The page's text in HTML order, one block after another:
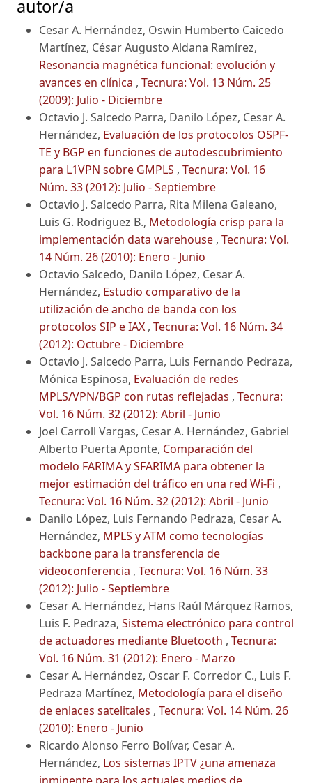
autor/a
Cesar A. Hernández, Oswin Humberto Caicedo
Martínez, César Augusto Aldana Ramírez,
Resonancia magnética funcional: evolución y
avances en clínica , Tecnura: Vol. 13 Núm. 25
(2009): Julio - Diciembre
Octavio J. Salcedo Parra, Danilo López, Cesar A.
Hernández, Evaluación de los protocolos OSPF-
TE y BGP en funciones de autodescubrimiento
para L1VPN sobre GMPLS , Tecnura: Vol. 16
Núm. 33 (2012): Julio - Septiembre
Octavio J. Salcedo Parra, Rita Milena Galeano,
Luis G. Rodriguez B., Metodología crisp para la
implementación data warehouse , Tecnura: Vol.
14 Núm. 26 (2010): Enero - Junio
Octavio Salcedo, Danilo López, Cesar A.
Hernández, Estudio comparativo de la
utilización de ancho de banda con los
protocolos SIP e IAX , Tecnura: Vol. 16 Núm. 34
(2012): Octubre - Diciembre
Octavio J. Salcedo Parra, Luis Fernando Pedraza,
Mónica Espinosa, Evaluación de redes
MPLS/VPN/BGP con rutas reflejadas , Tecnura:
Vol. 16 Núm. 32 (2012): Abril - Junio
Joel Carroll Vargas, Cesar A. Hernández, Gabriel
Alberto Puerta Aponte, Comparación del
modelo FARIMA y SFARIMA para obtener la
mejor estimación del tráfico en una red Wi-Fi ,
Tecnura: Vol. 16 Núm. 32 (2012): Abril - Junio
Danilo López, Luis Fernando Pedraza, Cesar A.
Hernández, MPLS y ATM como tecnologías
backbone para la transferencia de
videoconferencia , Tecnura: Vol. 16 Núm. 33
(2012): Julio - Septiembre
Cesar A. Hernández, Hans Raúl Márquez Ramos,
Luis F. Pedraza, Sistema electrónico para control
de actuadores mediante Bluetooth , Tecnura:
Vol. 16 Núm. 31 (2012): Enero - Marzo
Cesar A. Hernández, Oscar F. Corredor C., Luis F.
Pedraza Martínez, Metodología para el diseño
de enlaces satelitales , Tecnura: Vol. 14 Núm. 26
(2010): Enero - Junio
Ricardo Alonso Ferro Bolívar, Cesar A.
Hernández, Los sistemas IPTV ¿una amenaza